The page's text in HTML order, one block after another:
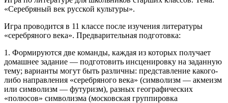
«Серебряный век русской культуры».
Игра проводится в 11 классе после изучения литературы
«серебряного века». Предварительная подготовка:
1. Формируются две команды, каждая из которых получает
домашнее задание — подготовить инсценировку на заданную
тему; варианты могут быть различны: представление какого-
либо направления «серебряного века» (символизм — акмеизм
или символизм — футуризм), разных географических
«полюсов» символизма (московская группировка